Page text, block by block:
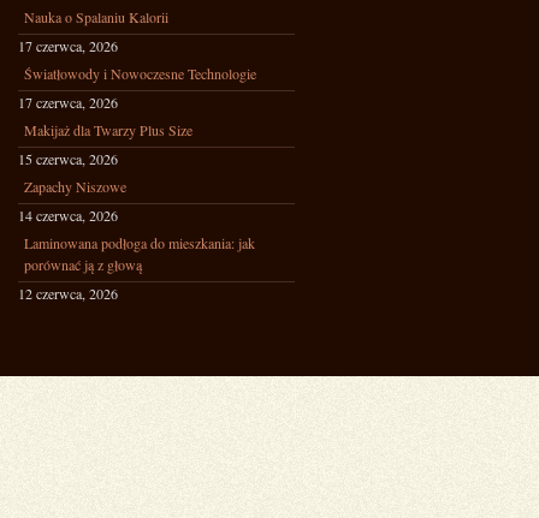
Nauka o Spalaniu Kalorii
17 czerwca, 2026
Światłowody i Nowoczesne Technologie
17 czerwca, 2026
Makijaż dla Twarzy Plus Size
15 czerwca, 2026
Zapachy Niszowe
14 czerwca, 2026
Laminowana podłoga do mieszkania: jak
porównać ją z głową
12 czerwca, 2026